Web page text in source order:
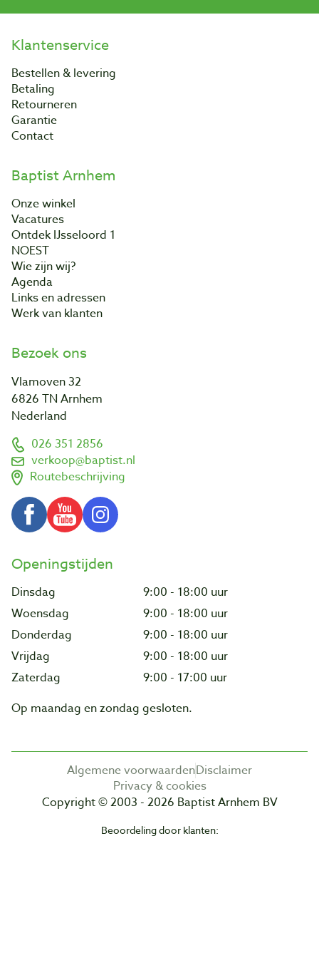
Klantenservice
Bestellen & levering
Betaling
Retourneren
Garantie
Contact
Baptist Arnhem
Onze winkel
Vacatures
Ontdek IJsseloord 1
NOEST
Wie zijn wij?
Agenda
Links en adressen
Werk van klanten
Bezoek ons
Vlamoven 32
6826 TN Arnhem
Nederland
026 351 2856
verkoop@baptist.nl
Routebeschrijving
Openingstijden
Dinsdag
9:00 - 18:00 uur
Woensdag
9:00 - 18:00 uur
Donderdag
9:00 - 18:00 uur
Vrijdag
9:00 - 18:00 uur
Zaterdag
9:00 - 17:00 uur
Op maandag en zondag gesloten.
Algemene voorwaardenDisclaimer
Privacy & cookies
Copyright © 2003 - 2026 Baptist Arnhem BV
Beoordeling door klanten: